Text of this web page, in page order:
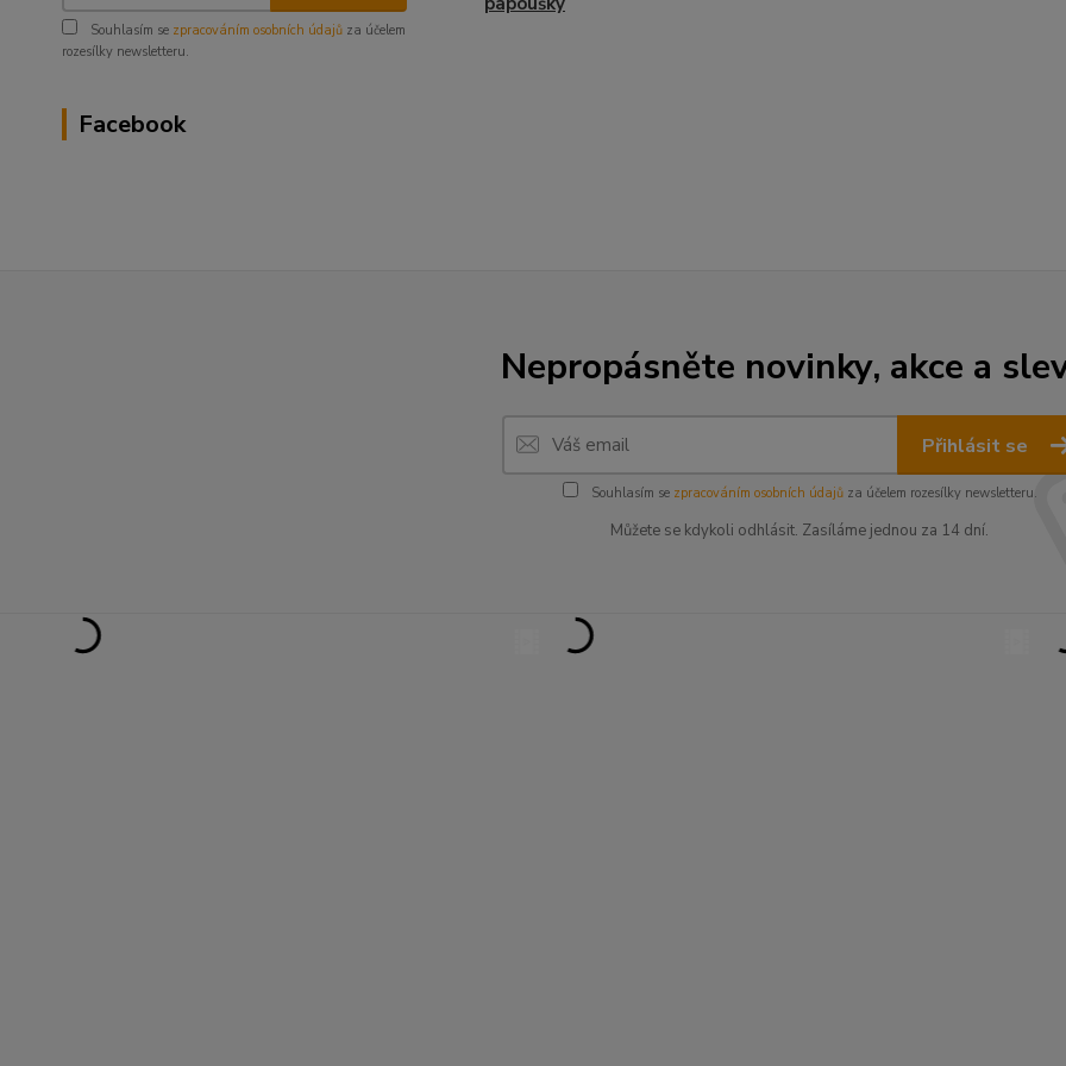
Souhlasím se zpracováním osobních údajů za účelem
rozesílky newsletteru.
Facebook
Nepropásněte novinky, akce a
Přihlásit se
Souhlasím se zpracováním osobních údajůza účelem rozesílky newsletteru.
Můžete se kdykoli odhlásit. Zasíláme jednou za 14 dní.